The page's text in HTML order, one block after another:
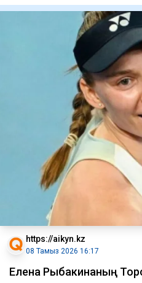
https://aikyn.kz
08 Тамыз 2026 16:17
Елена Рыбакинаның